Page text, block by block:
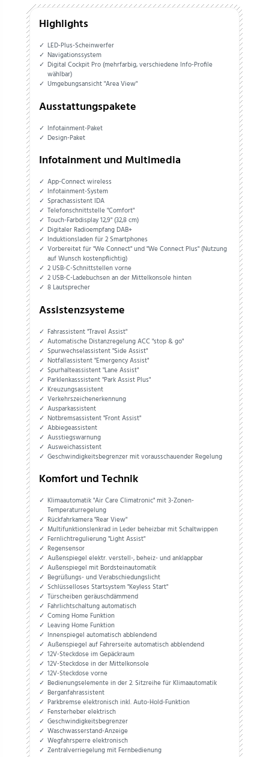
Highlights
LED-Plus-Scheinwerfer
Navigationssystem
Digital Cockpit Pro (mehrfarbig, verschiedene Info-Profile
wählbar)
Umgebungsansicht "Area View"
Ausstattungspakete
Infotainment-Paket
Design-Paket
Infotainment und Multimedia
App-Connect wireless
Infotainment-System
Sprachassistent IDA
Telefonschnittstelle "Comfort"
Touch-Farbdisplay 12,9" (32,8 cm)
Digitaler Radioempfang DAB+
Induktionsladen für 2 Smartphones
Vorbereitet für "We Connect" und "We Connect Plus" (Nutzung
auf Wunsch kostenpflichtig)
2 USB-C-Schnittstellen vorne
2 USB-C-Ladebuchsen an der Mittelkonsole hinten
8 Lautsprecher
Assistenzsysteme
Fahrassistent "Travel Assist"
Automatische Distanzregelung ACC "stop & go"
Spurwechselassistent "Side Assist"
Notfallassistent "Emergency Assist"
Spurhalteassistent "Lane Assist"
Parklenkasssistent "Park Assist Plus"
Kreuzungsassistent
Verkehrszeichenerkennung
Ausparkassistent
Notbremsassistent "Front Assist"
Abbiegeassistent
Ausstiegswarnung
Ausweichassistent
Geschwindigkeitsbegrenzer mit vorausschauender Regelung
Komfort und Technik
Klimaautomatik "Air Care Climatronic" mit 3-Zonen-
Temperaturregelung
Rückfahrkamera "Rear View"
Multifunktionslenkrad in Leder beheizbar mit Schaltwippen
Fernlichtregulierung "Light Assist"
Regensensor
Außenspiegel elektr. verstell-, beheiz- und anklappbar
Außenspiegel mit Bordsteinautomatik
Begrüßungs- und Verabschiedungslicht
Schlüsselloses Startsystem "Keyless Start"
Türscheiben geräuschdämmend
Fahrlichtschaltung automatisch
Coming Home Funktion
Leaving Home Funktion
Innenspiegel automatisch abblendend
Außenspiegel auf Fahrerseite automatisch abblendend
12V-Steckdose im Gepäckraum
12V-Steckdose in der Mittelkonsole
12V-Steckdose vorne
Bedienungselemente in der 2. Sitzreihe für Klimaautomatik
Berganfahrassistent
Parkbremse elektronisch inkl. Auto-Hold-Funktion
Fensterheber elektrisch
Geschwindigkeitsbegrenzer
Waschwasserstand-Anzeige
Wegfahrsperre elektronisch
Zentralverriegelung mit Fernbedienung